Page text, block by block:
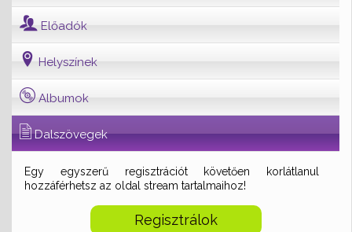
Előadók
Helyszínek
Albumok
Dalszövegek
Egy egyszerű regisztrációt követően korlátlanul
hozzáférhetsz az oldal stream tartalmaihoz!
Regisztrálok